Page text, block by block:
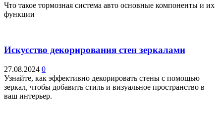
Что такое тормозная система авто основные компоненты и их
функции
Искусство декорирования стен зеркалами
27.08.2024 0
Узнайте, как эффективно декорировать стены с помощью
зеркал, чтобы добавить стиль и визуальное пространство в
ваш интерьер.